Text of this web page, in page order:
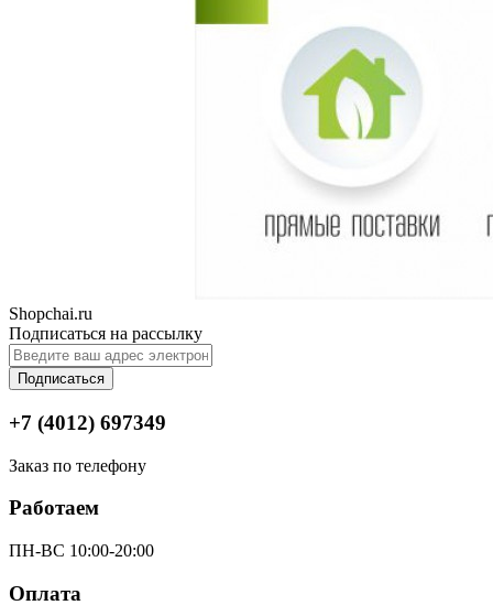
Shopchai.ru
Подписаться на рассылку
Подписаться
+7 (4012) 697349
Заказ по телефону
Работаем
ПН-ВС 10:00-20:00
Оплата